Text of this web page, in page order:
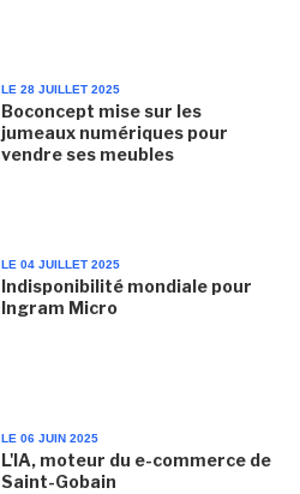
LE 28 JUILLET 2025
Boconcept mise sur les
jumeaux numériques pour
vendre ses meubles
LE 04 JUILLET 2025
Indisponibilité mondiale pour
Ingram Micro
LE 06 JUIN 2025
L'IA, moteur du e-commerce de
Saint-Gobain